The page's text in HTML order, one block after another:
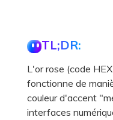
TL;DR:
L'or rose (code
fonctionne de
couleur d'accent
interfaces